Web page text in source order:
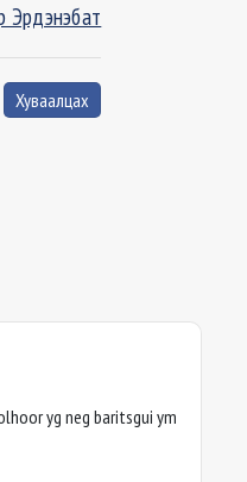
Эрдэнэбат
Хуваалцах
yg neg baritsgui ym